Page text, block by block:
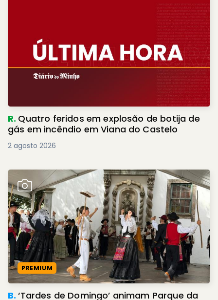
R. Quatro feridos em explosão de botija de
gás em incêndio em Viana do Castelo
2 agosto 2026
PREMIUM
B.‘Tardes de Domingo’ animam Parque da